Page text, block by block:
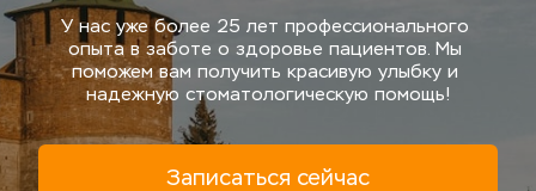
У нас уже более 25 лет профессионального
опыта в заботе о здоровье пациентов. Мы
поможем вам получить красивую улыбку и
надежную стоматологическую помощь!
Записаться сейчас